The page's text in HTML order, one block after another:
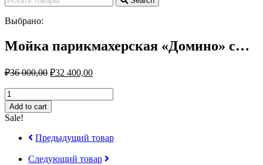
Выбрано:
Мойка парикмахерская «Домино» с…
₽36 000,00 ₽32 400,00
Мойка
парикмахерская
«Домино»
с
креслом
quantity
Add to cart
Sale!
Предыдущий товар
Следующий товар